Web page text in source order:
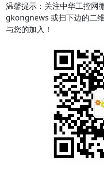
温馨提示： 关注中华工控网
gkongnews 或扫下边的二
与您的加入！